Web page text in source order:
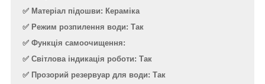
✅ Матеріал підошви: Кераміка
✅ Режим розпилення води: Так
✅ Функція самоочищення:
✅ Світлова індикація роботи: Так
✅ Прозорий резервуар для води: Так